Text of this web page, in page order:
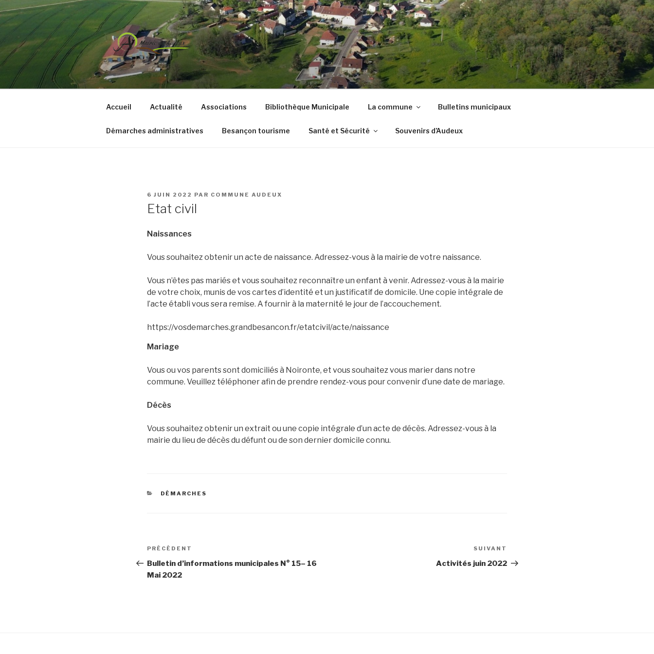
au
contenu
principal
COMMUNE DE AUDEUX
Accueil Actualité Associations Bibliothèque Municipale La commune Bulletins municipaux
Démarches administratives Besançon tourisme Santé et Sécurité Souvenirs d’Audeux
PUBLIÉ
6 JUIN 2022 PAR COMMUNE AUDEUX
Etat civil
Naissances
Vous souhaitez obtenir un acte de naissance. Adressez-vous à la mairie de votre naissance.
Vous n’êtes pas mariés et vous souhaitez reconnaître un enfant à venir. Adressez-vous à la mairie
de votre choix, munis de vos cartes d’identité et un justificatif de domicile. Une copie intégrale de
l’acte établi vous sera remise. A fournir à la maternité le jour de l’accouchement.
https://vosdemarches.grandbesancon.fr/etatcivil/acte/naissance
Mariage
Vous ou vos parents sont domiciliés à Noironte, et vous souhaitez vous marier dans notre
commune. Veuillez téléphoner afin de prendre rendez-vous pour convenir d’une date de mariage.
Décès
Vous souhaitez obtenir un extrait ou une copie intégrale d’un acte de décès. Adressez-vous à la
mairie du lieu de décès du défunt ou de son dernier domicile connu.
CATÉGORIES
DÉMARCHES
Navigation
de
l’article
Article
précédent
PRÉCÉDENT
Bulletin d’informations municipales N° 15– 16
Mai 2022
suivant
SUIVANT
Activités juin 2022